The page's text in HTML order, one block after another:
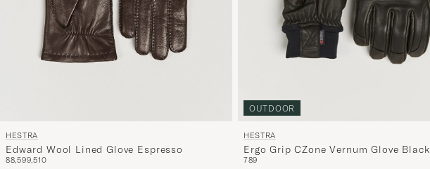
HESTRA
Edward Wool Lined Glove Espresso
88,599,510
OUTDOOR
HESTRA
Ergo Grip CZone Vernum Glove Black
789